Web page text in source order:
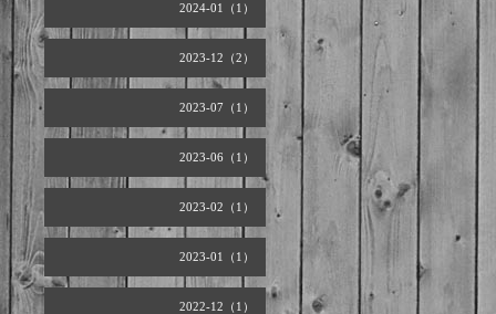
2024-01（1）
2023-12（2）
2023-07（1）
2023-06（1）
2023-02（1）
2023-01（1）
2022-12（1）